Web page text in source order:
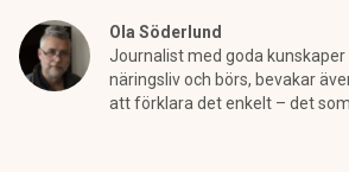
Ola Söderlund
Journalist med goda
näringsliv och börs, bevakar
att förklara det enkelt – det